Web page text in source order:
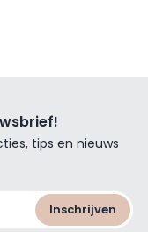
tips en nieuws
Inschrijven